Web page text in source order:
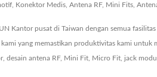
Konektor Medis, Antena RF, Mini Fits,
Kantor pusat di Taiwan dengan semua
kami yang memastikan produktivitas kami
desain antena RF, Mini Fit, Micro Fit, jack